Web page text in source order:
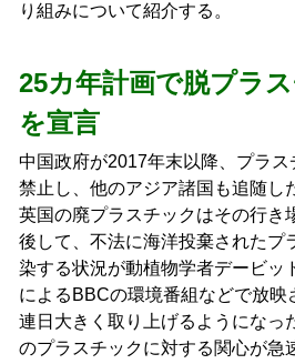
り組みについて紹介する。
25カ年計画で脱プラ
を宣言
中国政府が2017年末以降、プラ
禁止し、他のアジア諸国も追随し
英国の廃プラスチックはその行き
後して、不法に海洋投棄されたプ
染する状況が動植物学者デービッ
によるBBCの環境番組などで放映
連日大きく取り上げるようになっ
のプラスチックに対する関心が急